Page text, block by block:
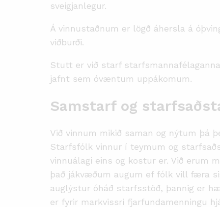
sveigjanlegur.
Á vinnustaðnum er lögð áhersla á
viðburði.
Stutt er við starf
jafnt sem óvæntum uppákomum.
Samstarf og
Við vinnum mikið saman og nýtum þá
Starfsfólk vinnur í teymum og
vinnuálagi eins og kostur er. Við
það jákvæðum augum ef fólk vill færa
auglýstur óháð starfsstöð, þannig er
er fyrir markvissri fjarfundamenningu